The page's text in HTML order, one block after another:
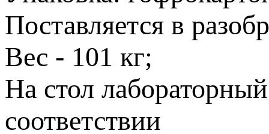
Поставляется в
Вес - 101 кг;
На стол
соответствии